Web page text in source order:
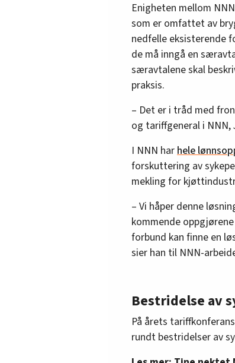
Enigheten mellom
som er omfattet av
nedfelle eksisterende
de må inngå en
særavtalene skal
praksis.
– Det er i tråd med
og tariffgeneral i NNN,
I NNN harhele
forskuttering av
mekling for
– Vi håper denne
kommende
forbund kan finne en
sier han til NNN-
Bestridelse av
På årets
rundt bestridelser av